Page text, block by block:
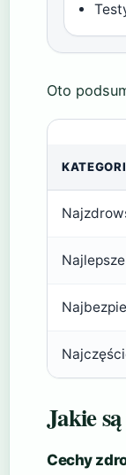
Oto
Jakie
Cechy